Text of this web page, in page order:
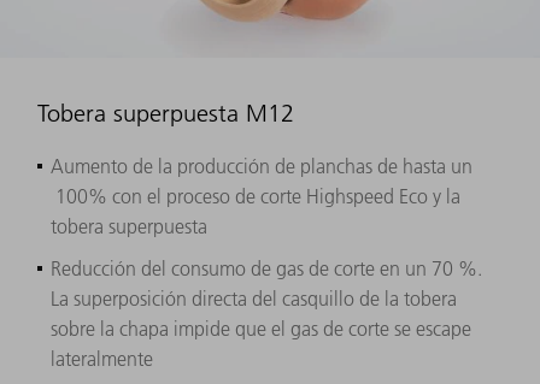
Tobera superpuesta M12
Aumento de la producción de planchas de hasta un
100% con el proceso de corte Highspeed Eco y la
tobera superpuesta
Reducción del consumo de gas de corte en un 70 %.
La superposición directa del casquillo de la tobera
sobre la chapa impide que el gas de corte se escape
lateralmente